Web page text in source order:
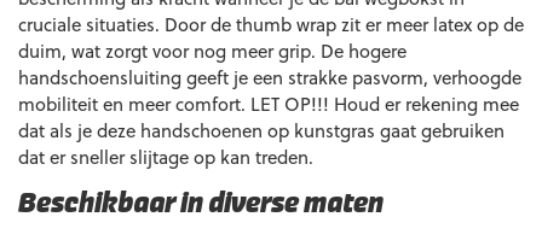
cruciale situaties. Door de thumb wrap zit er meer latex op de
duim, wat zorgt voor nog meer grip. De hogere
handschoensluiting geeft je een strakke pasvorm, verhoogde
mobiliteit en meer comfort. LET OP!!! Houd er rekening mee
dat als je deze handschoenen op kunstgras gaat gebruiken
dat er sneller slijtage op kan treden.
Beschikbaar in diverse maten